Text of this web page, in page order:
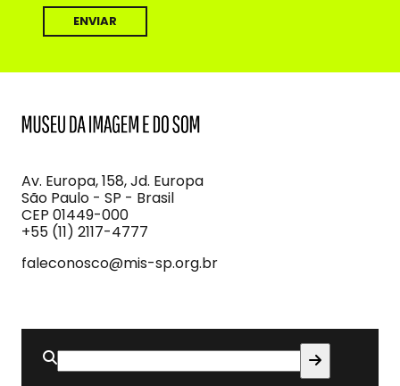
Imagem
e
do
Som
Av. Europa, 158, Jd. Europa
São Paulo - SP - Brasil
CEP 01449-000
+55 (11) 2117-4777
faleconosco@mis-sp.org.br
Buscar
por: